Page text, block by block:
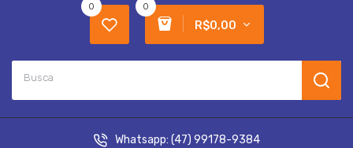
0
R$0,00
0
Whatsapp: (47) 99178-9384